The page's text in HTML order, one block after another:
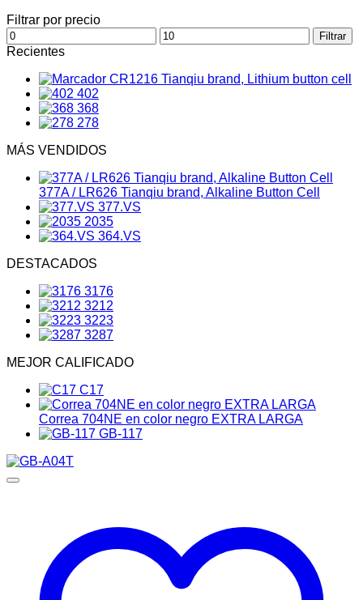
Filtrar por precio
Precio
mínimo
Precio
máximo
Filtrar
Recientes
CR1216 Tianqiu brand, Lithium button cell
402
368
278
MÁS VENDIDOS
377A / LR626 Tianqiu brand, Alkaline Button Cell
377.VS
2035
364.VS
DESTACADOS
3176
3212
3223
3287
MEJOR CALIFICADO
C17
Correa 704NE en color negro EXTRA LARGA
GB-117